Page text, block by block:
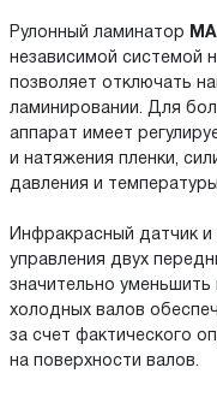
Рулонный ламинатор
независимой системой
позволяет отключать
ламинировании. Для
аппарат имеет
и натяжения пленки,
давления и
Инфракрасный датчик
управления двух
значительно
холодных валов
за счет фактического
на поверхности валов.